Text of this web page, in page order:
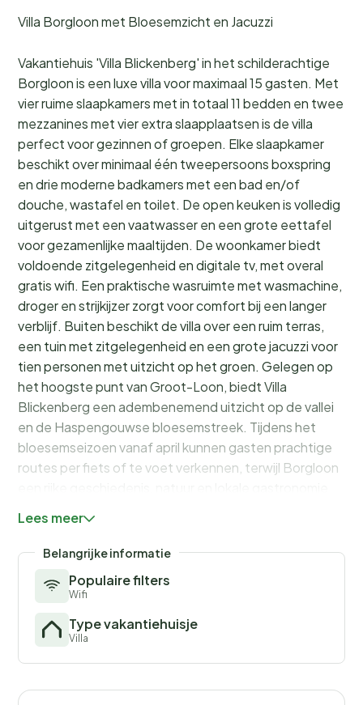
Villa Borgloon met Bloesemzicht en Jacuzzi
Vakantiehuis 'Villa Blickenberg' in het schilderachtige
Borgloon is een luxe villa voor maximaal 15 gasten. Met
vier ruime slaapkamers met in totaal 11 bedden en twee
mezzanines met vier extra slaapplaatsen is de villa
perfect voor gezinnen of groepen. Elke slaapkamer
beschikt over minimaal één tweepersoons boxspring
en drie moderne badkamers met een bad en/of
douche, wastafel en toilet. De open keuken is volledig
uitgerust met een vaatwasser en een grote eettafel
voor gezamenlijke maaltijden. De woonkamer biedt
voldoende zitgelegenheid en digitale tv, met overal
gratis wifi. Een praktische wasruimte met wasmachine,
droger en strijkijzer zorgt voor comfort bij een langer
verblijf. Buiten beschikt de villa over een ruim terras,
een tuin met zitgelegenheid en een grote jacuzzi voor
tien personen met uitzicht op het groen. Gelegen op
het hoogste punt van Groot-Loon, biedt Villa
Blickenberg een adembenemend uitzicht op de vallei
en de Haspengouwse bloesemstreek. Tijdens het
bloesemseizoen vanaf april kunnen gasten prachtige
routes per fiets of te voet verkennen, terwijl Borgloon
Lees meer
Belangrijke informatie
Populaire filters
Wifi
Type vakantiehuisje
Villa